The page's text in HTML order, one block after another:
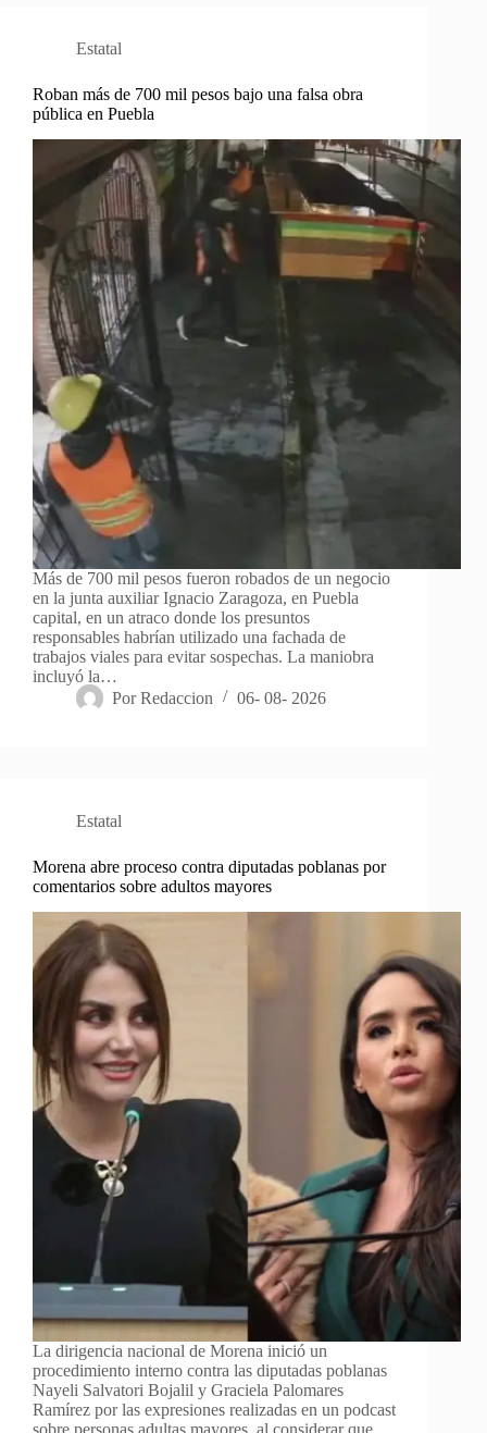
Estatal
Roban más de 700 mil pesos bajo una falsa obra
pública en Puebla
Más de 700 mil pesos fueron robados de un negocio
en la junta auxiliar Ignacio Zaragoza, en Puebla
capital, en un atraco donde los presuntos
responsables habrían utilizado una fachada de
trabajos viales para evitar sospechas. La maniobra
incluyó la…
Por Redaccion 06- 08- 2026
Estatal
Morena abre proceso contra diputadas poblanas por
comentarios sobre adultos mayores
La dirigencia nacional de Morena inició un
procedimiento interno contra las diputadas poblanas
Nayeli Salvatori Bojalil y Graciela Palomares
Ramírez por las expresiones realizadas en un podcast
sobre personas adultas mayores, al considerar que